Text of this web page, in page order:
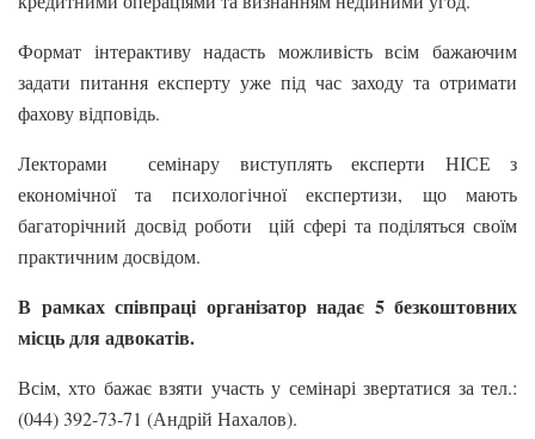
Формат інтерактиву надасть можливість всім бажаючим
задати питання експерту уже під час заходу та отримати
фахову відповідь.
Лекторами семінару виступлять експерти НІСЕ з
економічної та психологічної експертизи, що мають
багаторічний досвід роботи цій сфері та поділяться своїм
практичним досвідом.
В рамках співпраці організатор надає 5 безкоштовних
місць для адвокатів.
Всім, хто бажає взяти участь у семінарі звертатися за тел.:
(044) 392-73-71 (Андрій Нахалов).